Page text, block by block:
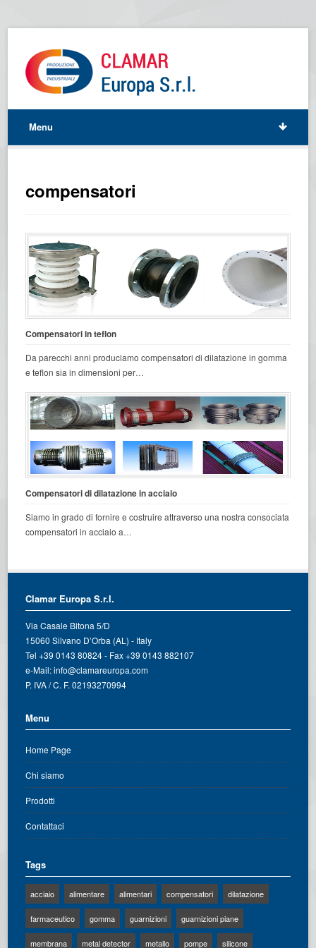
Menu
compensatori
Compensatori in teflon
Da parecchi anni produciamo compensatori di dilatazione in gomma
e teflon sia in dimensioni per…
Compensatori di dilatazione in acciaio
Siamo in grado di fornire e costruire attraverso una nostra consociata
compensatori in acciaio a…
Clamar Europa S.r.l.
Via Casale Bitona 5/D
15060 Silvano D’Orba (AL) - Italy
Tel +39 0143 80824 - Fax +39 0143 882107
e-Mail:info@clamareuropa.com
P. IVA / C. F. 02193270994
Menu
Home Page
Chi siamo
Prodotti
Contattaci
Tags
acciaio alimentare alimentari compensatori dilatazione
farmaceutico gomma guarnizioni guarnizioni piane
membrana metal detector metallo pompe silicone